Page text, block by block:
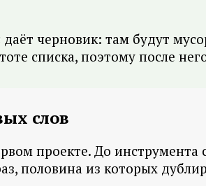
черновик: там будут
списка, поэтому после
слов
проекте. До
половина из которых